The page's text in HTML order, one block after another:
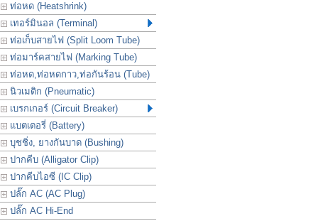
ท่อหด (Heatshrink)
เทอร์มินอล (Terminal)
ท่อเก็บสายไฟ (Split Loom Tube)
ท่อมาร์คสายไฟ (Marking Tube)
ท่อหด,ท่อหดกาว,ท่อกันร้อน (Tube)
นิวเมติก (Pneumatic)
เบรกเกอร์ (Circuit Breaker)
แบตเตอรี่ (Battery)
บุชชิ่ง, ยางกันบาด (Bushing)
ปากคีบ (Alligator Clip)
ปากคีบไอซี (IC Clip)
ปลั๊ก AC (AC Plug)
ปลั๊ก AC Hi-End